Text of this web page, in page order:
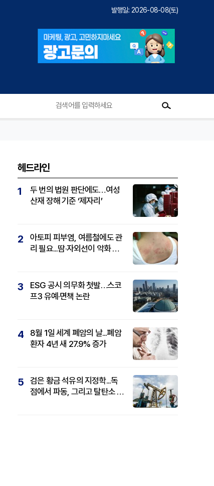
발행일: 2026-08-08(토)
헤드라인
1
두 번의 법원 판단에도…여성
산재 장해 기준 ‘제자리’
2
아토피 피부염, 여름철에도 관
리 필요...땀·자외선이 악화 요
3
ESG 공시 의무화 첫발…스코
프3 유예·면책 논란
4
8월 1일 세계 폐암의 날...폐암
환자 4년 새 27.9% 증가
5
검은 황금 석유의 지정학...독
점에서 파동, 그리고 탈탄소 패